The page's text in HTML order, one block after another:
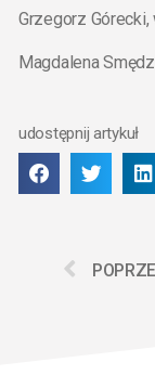
Grzegorz
Magdalena
udostępnij artykuł